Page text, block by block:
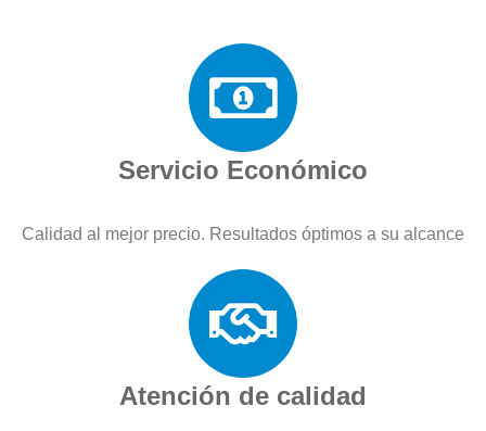
Servicio Económico
Calidad al mejor precio. Resultados óptimos a su alcance
Atención de calidad